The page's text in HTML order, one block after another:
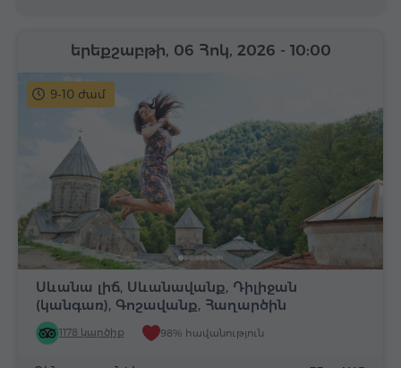
9-10 ժամ
Սևանա լիճ, Սևանավանք, Դիլիջան
(կանգառ), Գոշավանք, Հաղարծին
1178 կարծիք 98% հավանություն
երեքշաբթի, 06 Հոկ, 2026 - 10:00